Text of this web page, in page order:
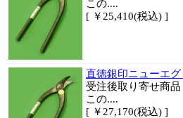
この....
[ ￥25,410(税込) ]
直徳銀印ニューエグ
受注後取り寄せ商品
この....
[ ￥27,170(税込) ]